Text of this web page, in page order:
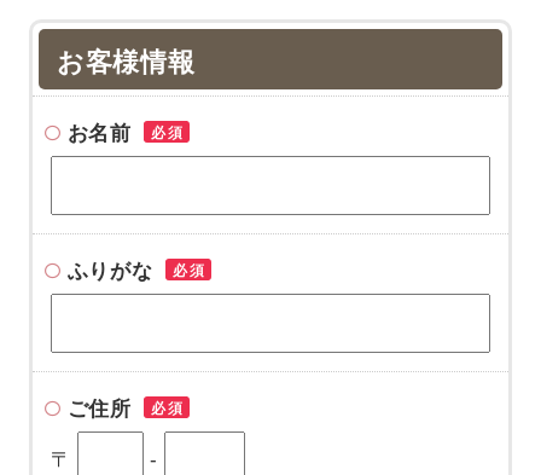
お客様情報
お名前 必須
ふりがな 必須
ご住所 必須
〒 -